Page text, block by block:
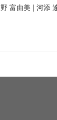
富由美 | 河添